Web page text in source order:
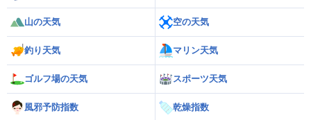
山の天気 空の天気
釣り天気 マリン天気
ゴルフ場の天気 スポーツ天気
風邪予防指数 乾燥指数